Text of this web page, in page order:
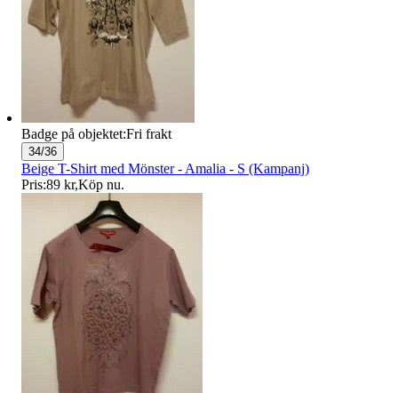
Badge på objektet:Fri frakt
34/36
Beige T-Shirt med Mönster - Amalia - S (Kampanj)
Pris:89 kr,Köp nu.